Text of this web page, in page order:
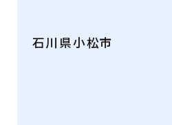
石川県小松市